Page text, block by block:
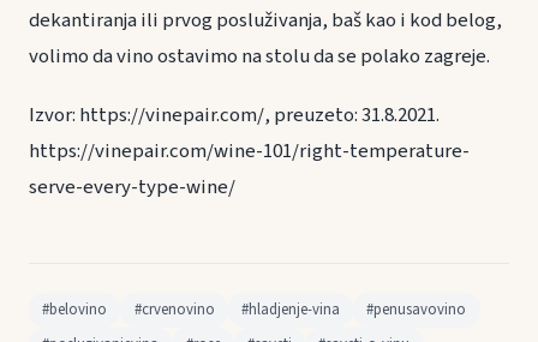
dekantiranja ili prvog posluživanja, baš kao i kod belog,
volimo da vino ostavimo na stolu da se polako zagreje.
Izvor: https://vinepair.com/, preuzeto: 31.8.2021.
https://vinepair.com/wine-101/right-temperature-
serve-every-type-wine/
#belovino #crvenovino #hladjenje-vina
#penusavovino